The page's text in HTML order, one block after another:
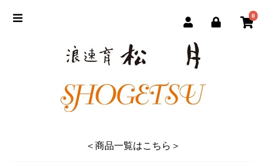
0
＜商品一覧はこちら＞